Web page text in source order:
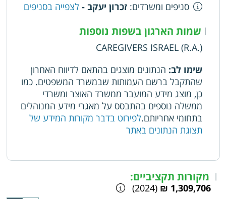
סניפים ומשרדים: זכרון יעקב - לצפייה בסניפים
| שמות הארגון בשפות נוספות
CAREGIVERS ISRAEL (R.A.)
שימו לב: הנתונים מוצגים בהתאם לדיווח האחרון
שהתקבל ברשם העמותות שבמשרד המשפטים. כמו
כן, מוצג מידע המועבר ממשרד האוצר ומשרדי
ממשלה נוספים בהתבסס על מאגרי מידע המנוהלים
בתחומי אחריותם.לפירוט בדבר מקורות המידע של
תצוגת הנתונים באתר
| מקורות תקציביים:
1,309,706 ₪
(2024)